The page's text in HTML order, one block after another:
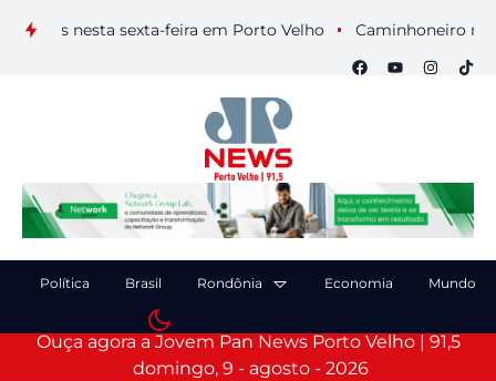
nesta sexta-feira em Porto Velho Caminhoneiro morre
Política Brasil Rondônia Economia Mundo
Ouça agora a Jovem Pan News Porto Velho | 91,5
domingo, 9 - agosto - 2026